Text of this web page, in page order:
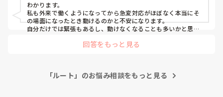
わかります。
私も外来で働くようになってから急変対応がほぼなく本当にそ
の場面になったとき動けるのかと不安になります。
自分だけでは緊張もあるし、動けなくなることも多いかと思う
どは普段から練習してみるのはどうでしょう？
回答をもっと見る
「ルート」のお悩み相談をもっと見る